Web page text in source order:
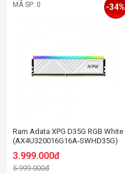
MÃ SP: 0
Ram Adata XPG D35G RGB White
(AX4U320016G16A-SWHD35G)
3.999.000đ
5.999.000đ
-34%